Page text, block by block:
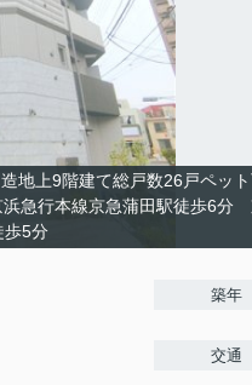
地上9階建て総戸数26戸ペッ
急行本線京急蒲田駅徒歩6分
歩5分
築年
交通